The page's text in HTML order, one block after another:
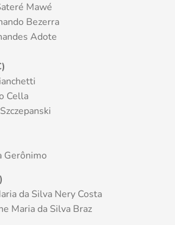
Mawé
Bezerra
Adote
Cella
Gerônimo
da Silva Nery Costa
Maria da Silva Braz